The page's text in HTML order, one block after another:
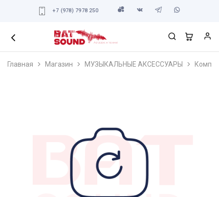
+7 (978) 7978 250
Главная Магазин МУЗЫКАЛЬНЫЕ АКСЕССУАРЫ